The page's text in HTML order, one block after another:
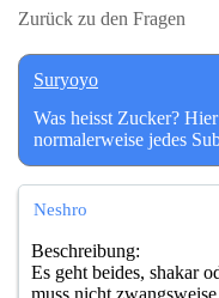
Zurück zu den Fragen
Suryoyo
Was heisst Zucker?
normalerweise jedes
Neshro
Beschreibung:
Es geht beides, shakar
muss nicht